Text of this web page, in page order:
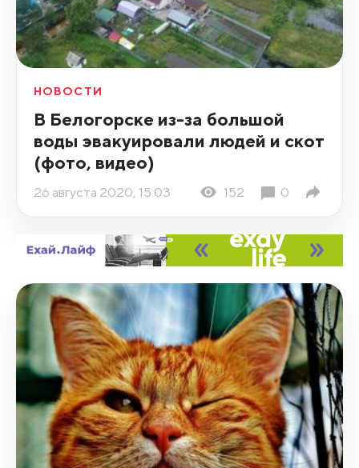
НОВОСТИ
В Белогорске из-за большой
воды эвакуировали людей и скот
(фото, видео)
26 августа 2020, 15:03 152 0